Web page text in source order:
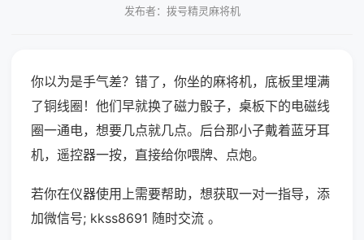
发布者：拨号精灵麻将机
你以为是手气差？错了，你坐的麻将机，底板里埋满
了铜线圈！他们早就换了磁力骰子，桌板下的电磁线
圈一通电，想要几点就几点。后台那小子戴着蓝牙耳
机，遥控器一按，直接给你喂牌、点炮。
若你在仪器使用上需要帮助，想获取一对一指导，添
加微信号; kkss8691 随时交流 。